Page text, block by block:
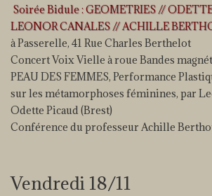
Soirée Bidule : GEOMETRIES //
LEONOR CANALES // ACHILLE
à Passerelle, 41 Rue Charles Berthelot
Concert Voix Vielle à roue Bandes
PEAU DES FEMMES, Performance
sur les métamorphoses féminines, par
Odette Picaud (Brest)
Conférence du professeur Achille
Vendredi 18/11